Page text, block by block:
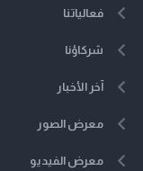
فعالياتنا
شركاؤنا
آخر الأخبار
معرض الصور
معرض الفيديو